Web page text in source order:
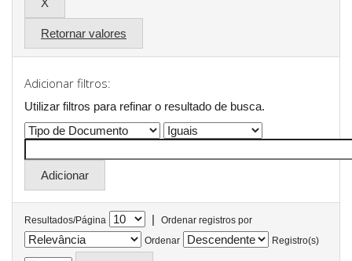
Retornar valores
Adicionar filtros:
Utilizar filtros para refinar o resultado de busca.
Resultados/Página |
Ordenar registros por
Ordenar
Registro(s)